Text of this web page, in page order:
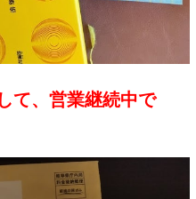
て、営業継続中で